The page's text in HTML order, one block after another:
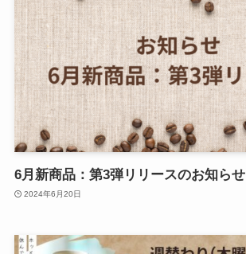
6月新商品：第3弾リリースのお知らせ
2024年6月20日